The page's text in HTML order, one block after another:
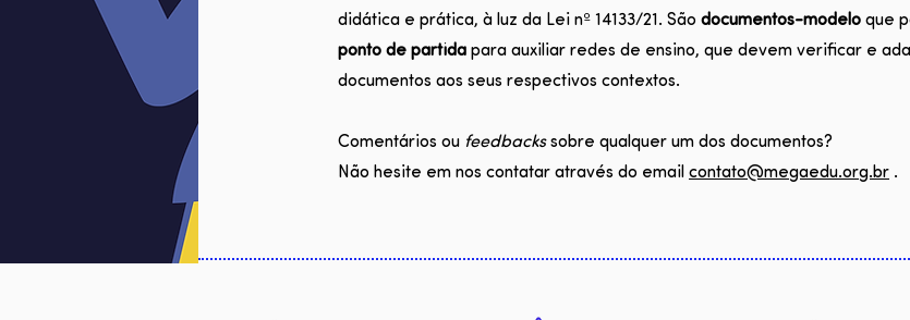
didática e prática, à luz da Lei nº 14133/21. São documentos-modelo que
ponto de partida para auxiliar redes de ensino, que devem verificar e
documentos aos seus respectivos contextos.
Comentários ou feedbackssobre qualquer um dos documentos?
Não hesite em nos contatar através do email contato@megaedu.org.br .